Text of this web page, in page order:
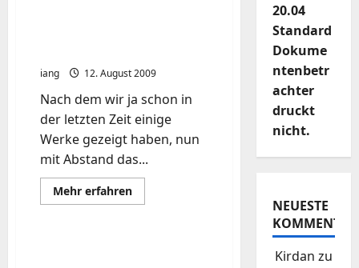
uns
iang 12. August 2009
Nach dem wir ja schon in
der letzten Zeit einige
Werke gezeigt haben, nun
mit Abstand das...
Mehr erfahrenMehr
Informationen
20.04
Standard
Dokume
ntenbetr
achter
druckt
nicht.
NEUESTE
Kirdan zu